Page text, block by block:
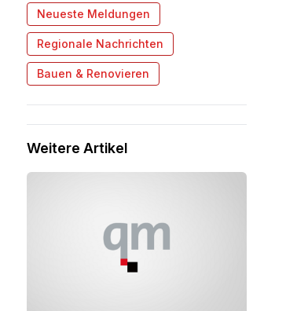
Neueste Meldungen
Regionale Nachrichten
Bauen & Renovieren
Weitere Artikel